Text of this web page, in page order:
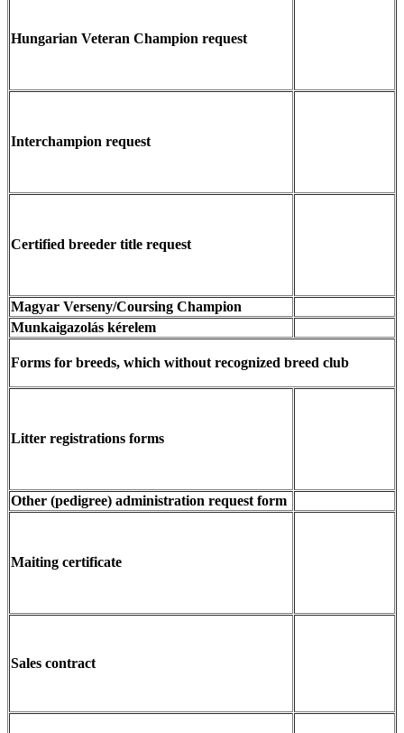
Hungarian Veteran Champion request
Interchampion request
Certified breeder title request
Magyar Verseny/Coursing Champion
Munkaigazolás kérelem
Forms for breeds, which without recognized breed club
Litter registrations forms
Other (pedigree) administration request form
Maiting certificate
Sales contract